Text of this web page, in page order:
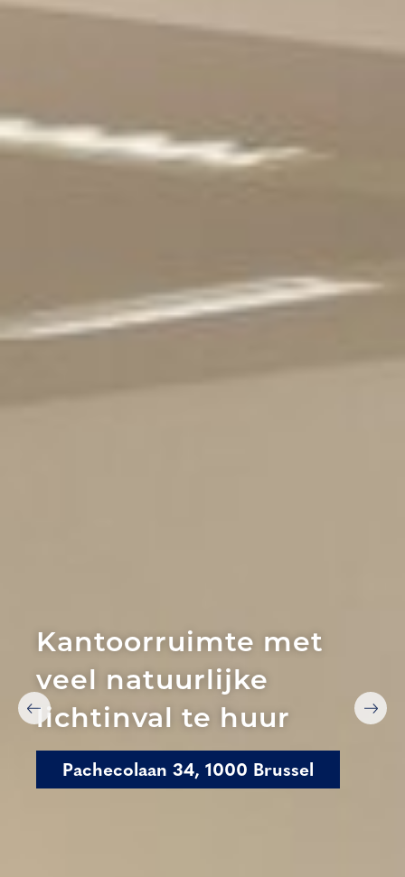
Kantoorruimte met
veel natuurlijke
lichtinval te huur
Pachecolaan 34, 1000 Brussel